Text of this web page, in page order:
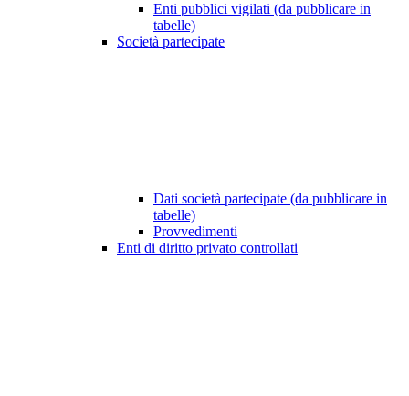
Enti pubblici vigilati (da pubblicare in
tabelle)
Società partecipate
Dati società partecipate (da pubblicare in
tabelle)
Provvedimenti
Enti di diritto privato controllati